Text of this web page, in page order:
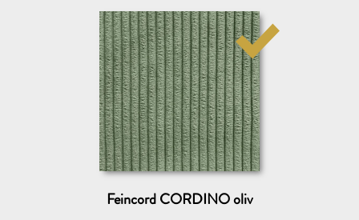
Hinweise zumDatenschutzgelesen
MUSTER BESTELLEN
das ist kostenlos & unverbindlich
Feincord CORDINO oliv